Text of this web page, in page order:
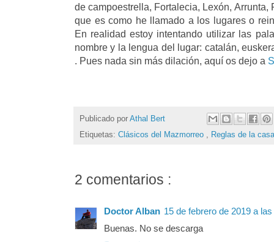
de campoestrella, Fortalecia, Lexón,
que es como he llamado a los lugares o
En realidad estoy intentando utilizar las
nombre y la lengua del lugar: catalán,
. Pues nada sin más dilación, aquí os dejo a
Publicado por Athal Bert
Etiquetas: Clásicos del Mazmorreo , Reglas de la casa
2 comentarios :
Doctor Alban 15 de febrero de 2019 a
Buenas. No se descarga